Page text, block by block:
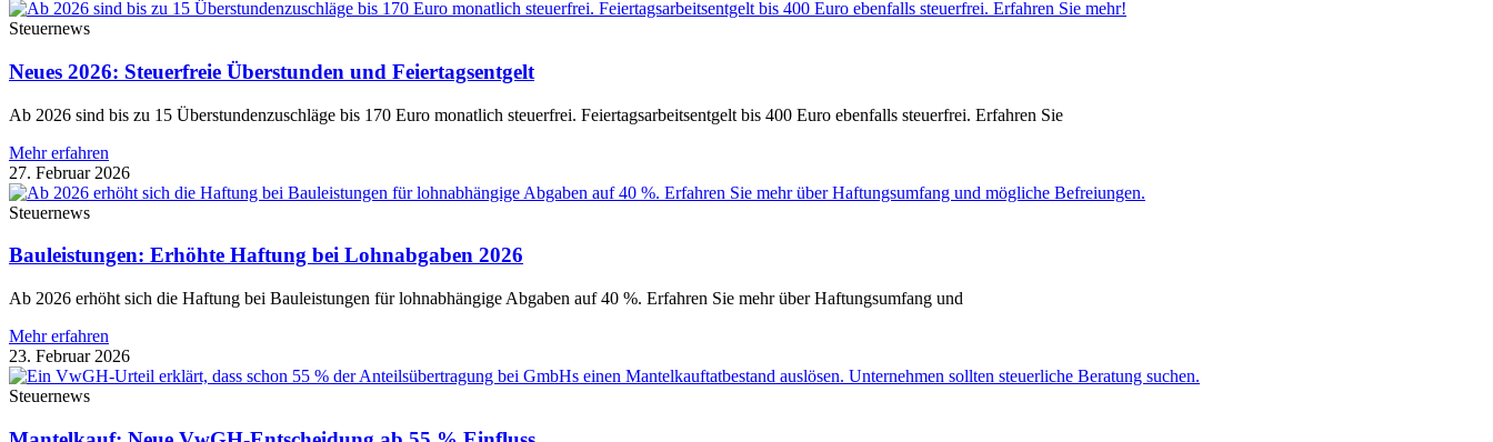
Steuernews
Neues 2026: Steuerfreie Überstunden und Feiertagsentgelt
Ab 2026 sind bis zu 15 Überstundenzuschläge bis 170 Euro monatlich steuerfrei. Feiertagsarbeitsentgelt bis 400 Euro ebenfalls steuerfrei. Erfahren Sie
Mehr erfahren
27. Februar 2026
Steuernews
Bauleistungen: Erhöhte Haftung bei Lohnabgaben 2026
Ab 2026 erhöht sich die Haftung bei Bauleistungen für lohnabhängige Abgaben auf 40 %. Erfahren Sie mehr über Haftungsumfang und
Mehr erfahren
23. Februar 2026
Steuernews